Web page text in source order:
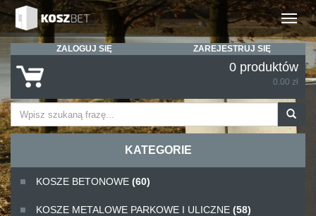
Rozwiń
ZALOGUJ SIĘ ZAREJESTRUJ SIĘ
0 produktów
0.00 zł
KATEGORIE
KOSZE BETONOWE (60)
KOSZE METALOWE PARKOWE I ULICZNE (58)